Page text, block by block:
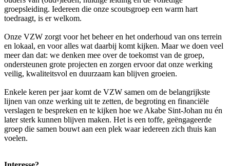
groepsleiding. Iedereen die onze scoutsgroep een warm hart
toedraagt, is er welkom.
Onze VZW zorgt voor het beheer en het onderhoud van ons terrein
en lokaal, en voor alles wat daarbij komt kijken. Maar we doen veel
meer dan dat: we denken mee over de toekomst van de groep,
ondersteunen grote projecten en zorgen ervoor dat onze werking
veilig, kwaliteitsvol en duurzaam kan blijven groeien.
Enkele keren per jaar komt de VZW samen om de belangrijkste
lijnen van onze werking uit te zetten, de begroting en financiële
verslagen te bespreken en te kijken hoe we Akabe Sint-Johan nu én
later sterk kunnen blijven maken. Het is een toffe, geëngageerde
groep die samen bouwt aan een plek waar iedereen zich thuis kan
voelen.